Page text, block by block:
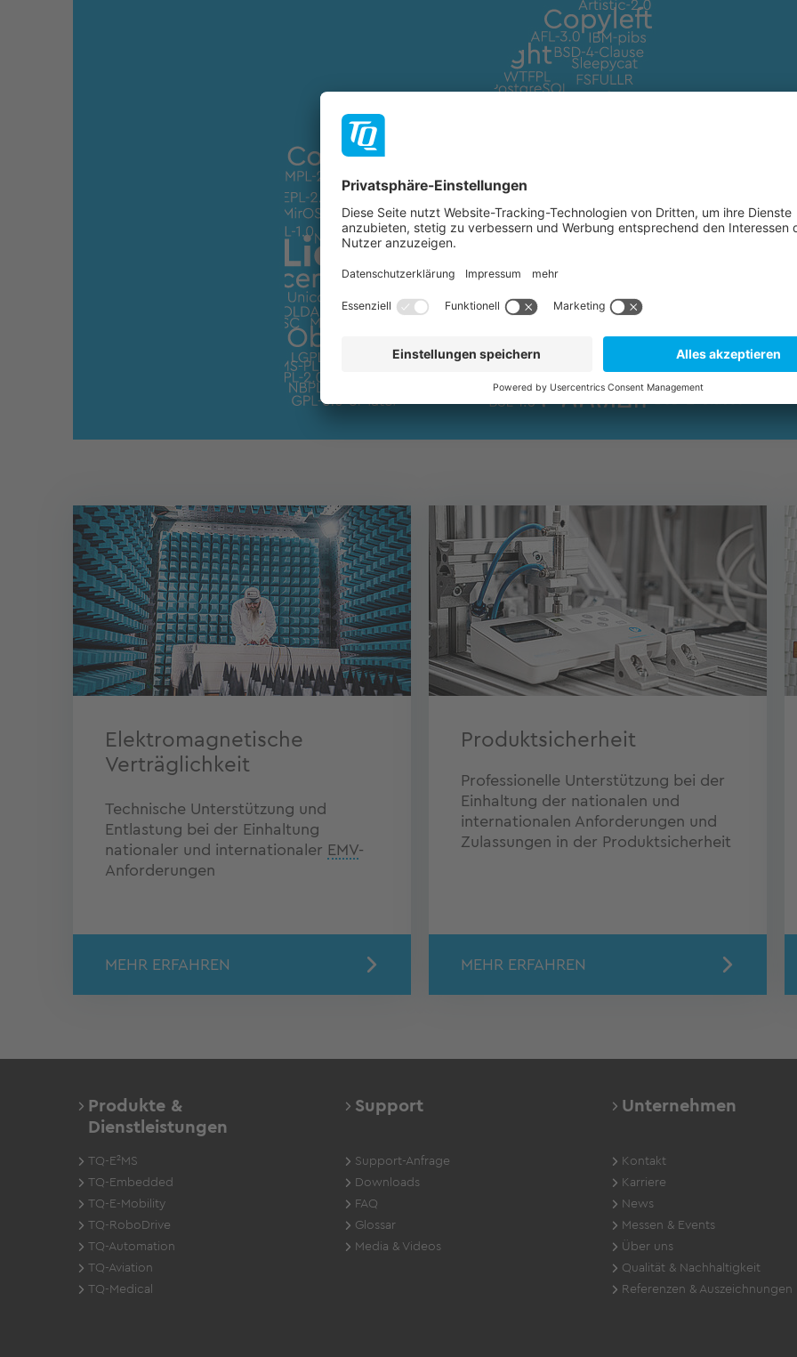
Elektromagnetische
Verträglichkeit
Technische Unterstützung und
Entlastung bei der Einhaltung
nationaler und internationaler EMV-
Anforderungen
MEHR ERFAHREN
Produktsicherheit
Professionelle Unterstützung bei der
Einhaltung der nationalen und
internationalen Anforderungen und
Zulassungen in der Produktsicherheit
MEHR ERFAHREN
Produkte &
Dienstleistungen
TQ-E²MS
TQ-Embedded
TQ-E-Mobility
TQ-RoboDrive
TQ-Automation
TQ-Aviation
TQ-Medical
Support
Support-Anfrage
Downloads
FAQ
Glossar
Media & Videos
Unternehmen
Kontakt
Karriere
News
Messen & Events
Über uns
Qualität & Nachhaltigkeit
Referenzen & Auszeichnungen